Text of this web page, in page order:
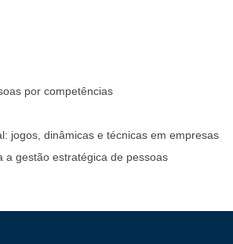
por competências
jogos, dinâmicas e técnicas em empresas
a gestão estratégica de pessoas